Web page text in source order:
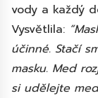
vody a každý
Vysvětlila:
účinné. Stačí
masku. Med
si udělejte